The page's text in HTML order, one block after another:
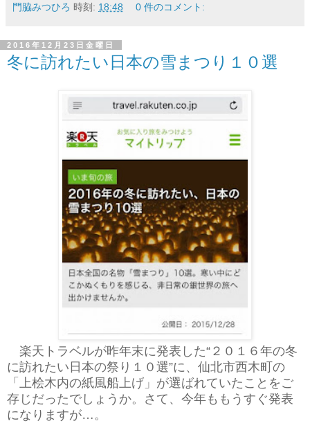
門脇みつひろ 時刻: 18:48 0 件のコメント:
2016年12月23日金曜日
冬に訪れたい日本の雪まつり１０選
楽天トラベルが昨年末に発表した“２０１６年の冬
に訪れたい日本の祭り１０選”に、仙北市西木町の
「上桧木内の紙風船上げ」が選ばれていたことをご
存じだったでしょうか。さて、今年ももうすぐ発表
になりますが…。